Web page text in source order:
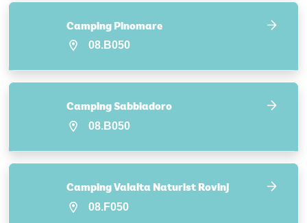
Camping Pinomare
08.B050
Camping Sabbiadoro
08.B050
Camping Valalta Naturist Rovinj
08.F050